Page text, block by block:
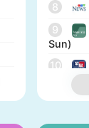
8
9
Sun)
10